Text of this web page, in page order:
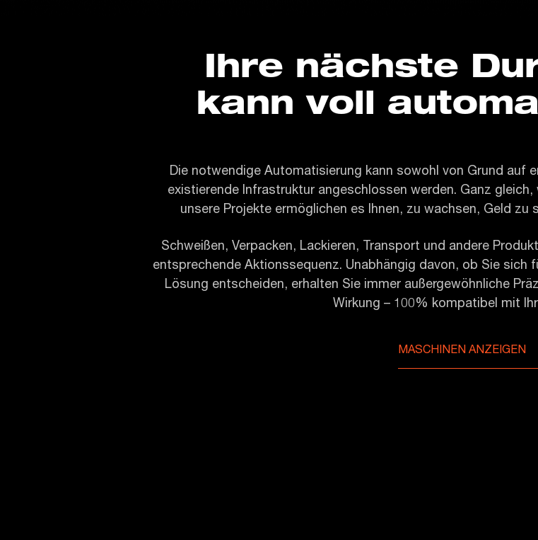
Ihre nächste
kann voll
Die notwendige Automatisierung kann sowohl von Grund auf
existierende Infrastruktur angeschlossen werden. Ganz
unsere Projekte ermöglichen es Ihnen, zu wachsen, Geld
Schweißen, Verpacken, Lackieren, Transport und andere
entsprechende Aktionssequenz. Unabhängig davon, ob Sie sich
Lösung entscheiden, erhalten Sie immer außergewöhnliche
Wirkung – 100% kompatibel mit
MASCHINEN ANZEIGEN